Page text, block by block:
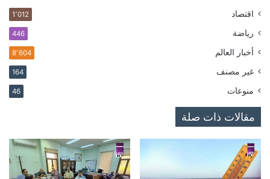
اقتصاد 1٬012
رياضة 446
أخبار العالم 8٬604
غير مصنف 164
منوعات 46
مقالات ذات صلة